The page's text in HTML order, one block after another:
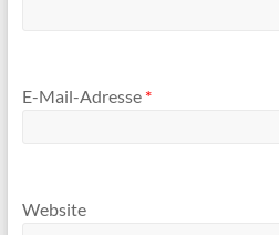
E-Mail-Adresse *
Website